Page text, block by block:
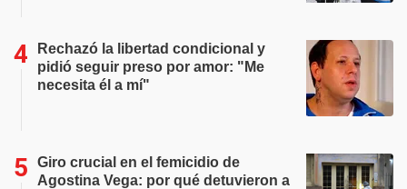
Rechazó la libertad condicional y
pidió seguir preso por amor: "Me
necesita él a mí"
Giro crucial en el femicidio de
Agostina Vega: por qué detuvieron a